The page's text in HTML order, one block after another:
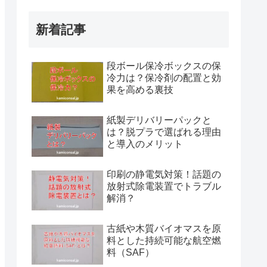
新着記事
段ボール保冷ボックスの保
冷力は？保冷剤の配置と効
果を高める裏技
紙製デリバリーパックと
は？脱プラで選ばれる理由
と導入のメリット
印刷の静電気対策！話題の
放射式除電装置でトラブル
解消？
古紙や木質バイオマスを原
料とした持続可能な航空燃
料（SAF）